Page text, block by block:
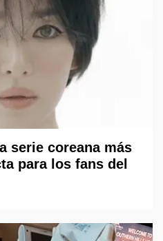
serie coreana más
para los fans del